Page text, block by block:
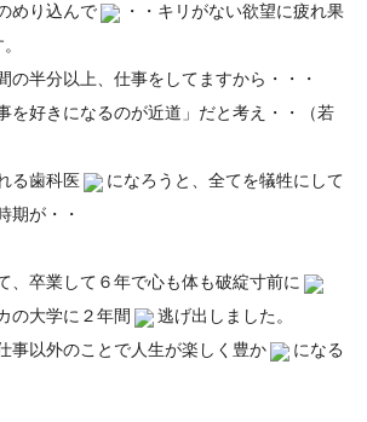
めり込んで
・・キリがない欲望に疲れ果
の半分以上、仕事をしてますから・・・
を好きになるのが近道」だと考え・・（若
る歯科医
になろうと、全てを犠牲にして
期が・・
、卒業して６年で心も体も破綻寸前に
の大学に２年間
逃げ出しました。
事以外のことで人生が楽しく豊か
になる